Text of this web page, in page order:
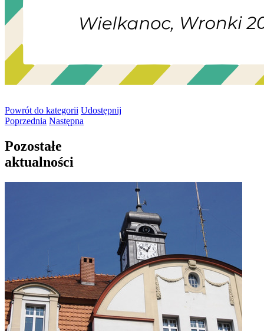
Powrót do kategorii Udostępnij
Poprzednia Następna
Pozostałe
aktualności